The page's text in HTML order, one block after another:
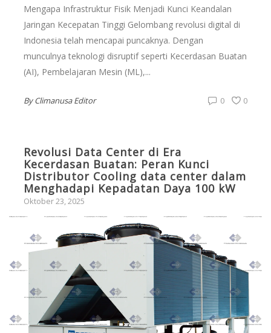
Mengapa Infrastruktur Fisik Menjadi Kunci Keandalan
Jaringan Kecepatan Tinggi Gelombang revolusi digital di
Indonesia telah mencapai puncaknya. Dengan
munculnya teknologi disruptif seperti Kecerdasan Buatan
(AI), Pembelajaran Mesin (ML),...
ByClimanusa Editor 0
0
Revolusi Data Center di Era
Kecerdasan Buatan: Peran Kunci
Distributor Cooling data center dalam
Menghadapi Kepadatan Daya 100 kW
Oktober 23, 2025